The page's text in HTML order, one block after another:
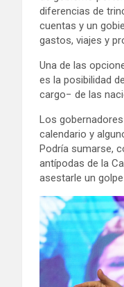
diferencias de
cuentas y un
gastos, viajes y
Una de las
es la posibilidad de
cargo− de las
Los
calendario y
Podría sumarse,
antípodas de la
asestarle un